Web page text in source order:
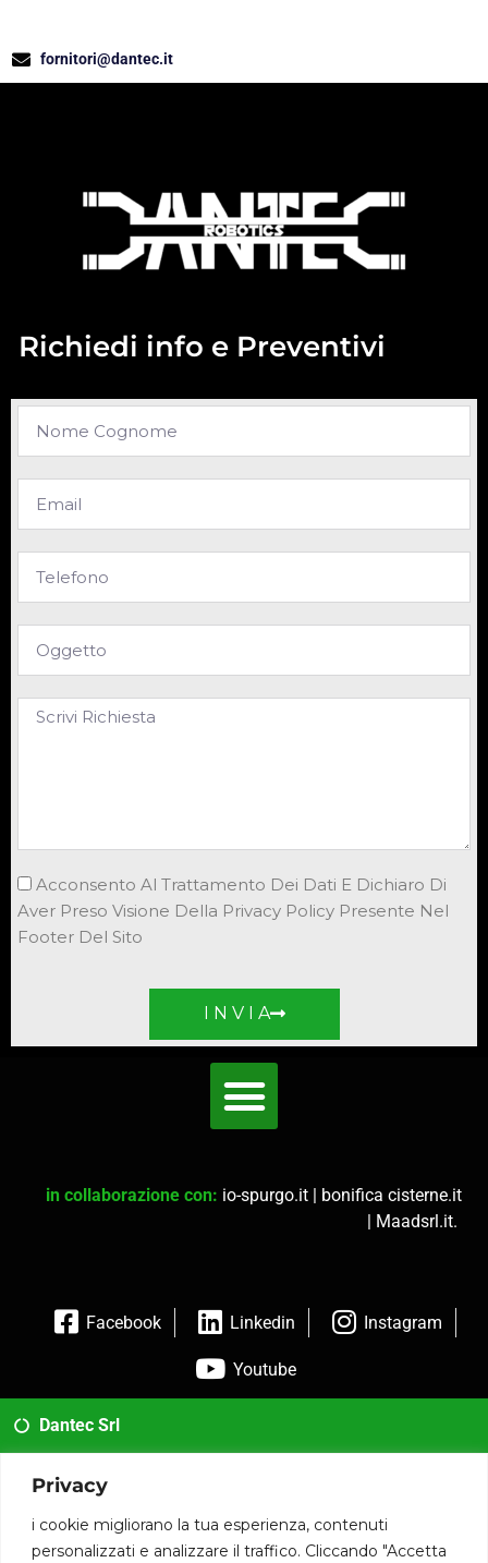
Privacy
i cookie migliorano la tua esperienza, contenuti
personalizzati e analizzare il traffico. Cliccando "Accetta
fornitori@dantec.it
Richiedi info e Preventivi
Acconsento Al Trattamento Dei Dati E Dichiaro Di
Aver Preso Visione Della Privacy Policy Presente Nel
Footer Del Sito
I N V I A
in collaborazione con: io-spurgo.it | bonifica cisterne.it
| Maadsrl.it.
Facebook Linkedin Instagram
Youtube
Dantec Srl
02 35954173
info@dantec.it